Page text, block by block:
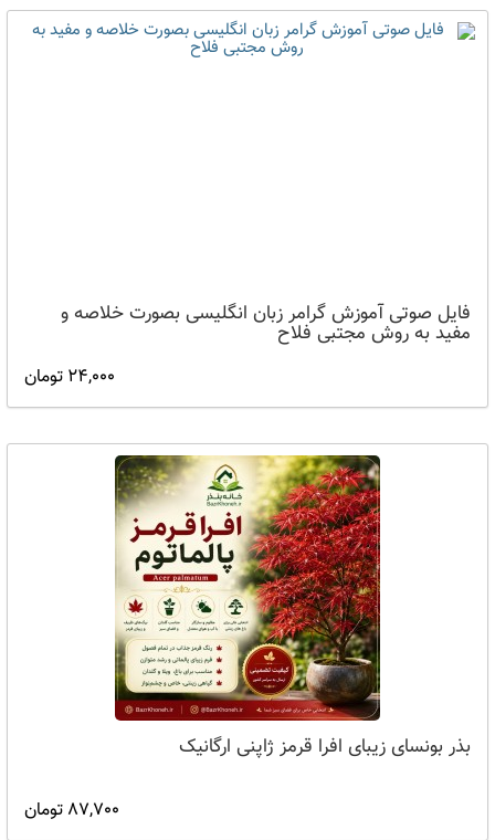
فایل صوتی آموزش گرامر زبان انگلیسی بصورت خلاصه و
مفید به روش مجتبی فلاح
24,000 تومان
بذر بونسای زیبای افرا قرمز ژاپنی ارگانیک
87,700 تومان